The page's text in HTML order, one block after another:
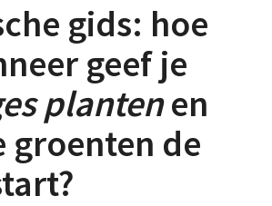
gids: hoe
geef je
plantenen
groenten de